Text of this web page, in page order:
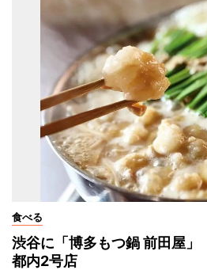
食べる
渋谷に「博多もつ鍋 前田屋
都内2号店